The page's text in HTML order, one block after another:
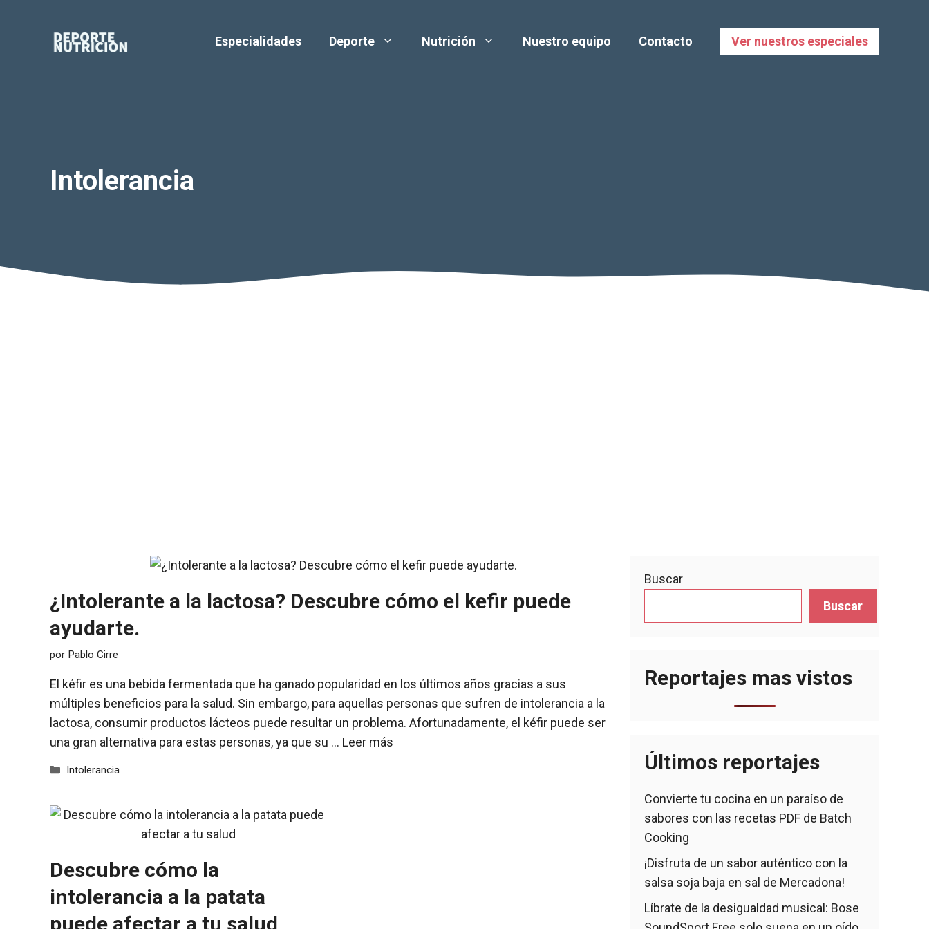
Especialidades Deporte Nutrición Nuestro equipo Contacto Ver nuestros especiales
Intolerancia
¿Intolerante a la lactosa? Descubre cómo el kefir puede
ayudarte.
por Pablo Cirre
El kéfir es una bebida fermentada que ha ganado popularidad en los últimos años gracias a sus
múltiples beneficios para la salud. Sin embargo, para aquellas personas que sufren de intolerancia a la
lactosa, consumir productos lácteos puede resultar un problema. Afortunadamente, el kéfir puede ser
una gran alternativa para estas personas, ya que su … Leer más
Categorías
Intolerancia
Descubre cómo la
intolerancia a la patata
puede afectar a tu salud
Buscar
Buscar
Reportajes mas vistos
Últimos reportajes
Convierte tu cocina en un paraíso de
sabores con las recetas PDF de Batch
Cooking
¡Disfruta de un sabor auténtico con la
salsa soja baja en sal de Mercadona!
Líbrate de la desigualdad musical: Bose